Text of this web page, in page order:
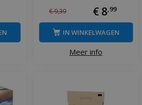
€9,39 € 8 99
Meer info
IN WINKELWAGEN